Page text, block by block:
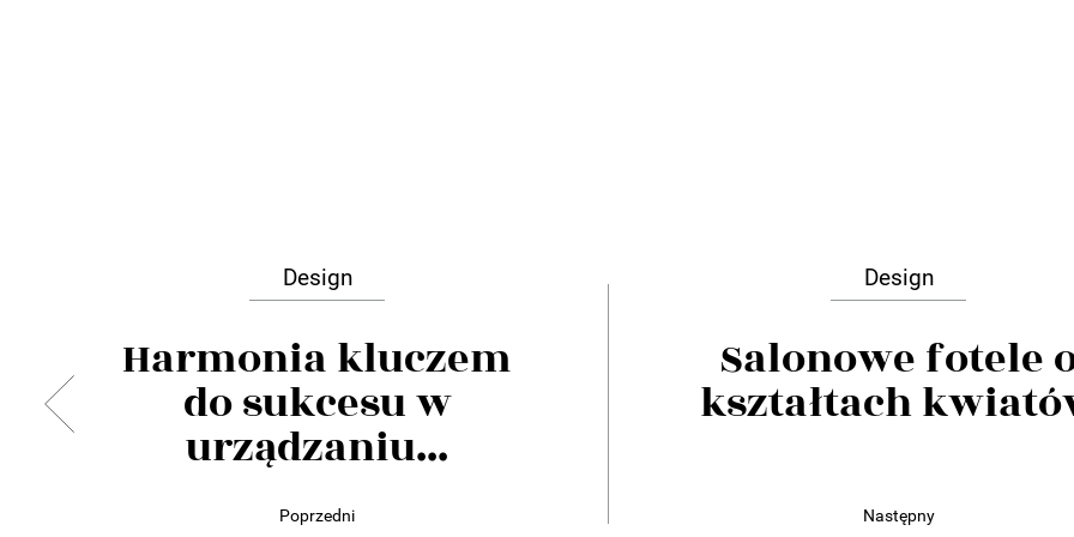
Design
Harmonia kluczem
do sukcesu w
urządzaniu...
Poprzedni
Design
Salonowe fotele
kształtach
Następny